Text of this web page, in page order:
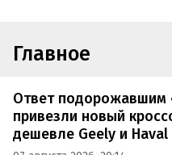
Главное
Ответ подорожавшим
привезли новый
дешевле Geely и Haval